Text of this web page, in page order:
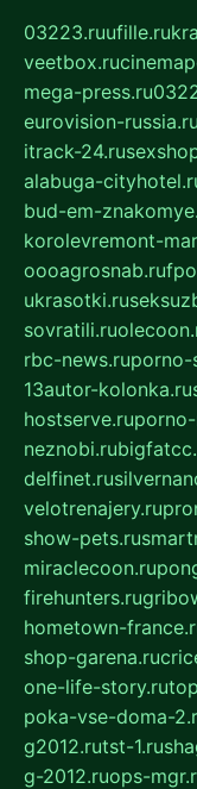
03223.ruufille.ru
veetbox.ru
mega-press.ru
eurovision-russia.ru
itrack-24.ru
alabuga-
bud-em-
korolevremont-
oooagrosnab.ru
ukrasotki.ru
sovratili.ru
rbc-news.ruporno-
13autor-kolonka.ru
hostserve.ru
neznobi.ru
delfinet.ru
velotrenajery.ru
show-pets.ru
miraclecoon.ru
firehunters.ru
hometown-
shop-garena.ru
one-life-story.ru
poka-vse-doma-
g2012.rutst-1.ru
g-2012.ruops-